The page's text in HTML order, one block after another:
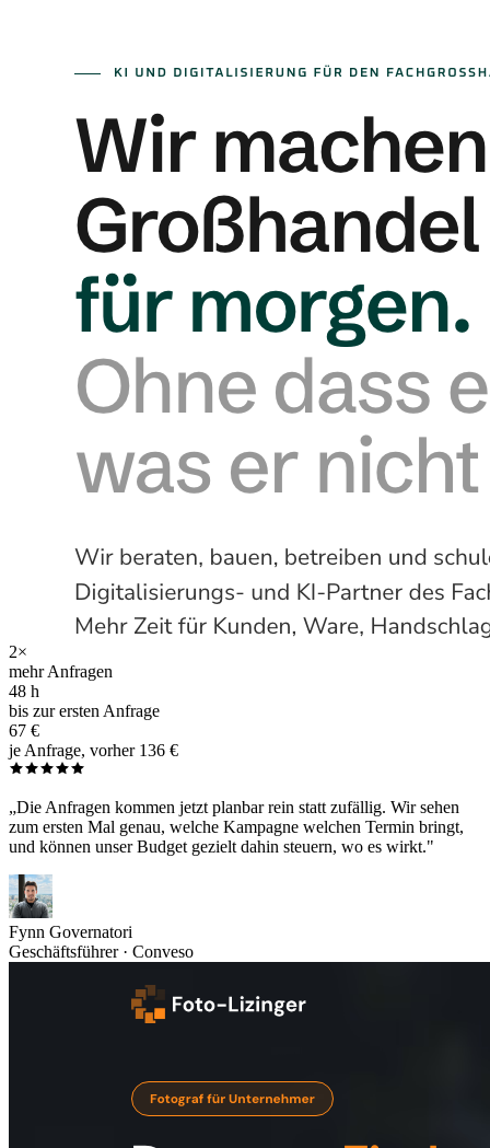
2×
mehr Anfragen
48 h
bis zur ersten Anfrage
67 €
je Anfrage, vorher 136 €
„Die Anfragen kommen jetzt planbar rein statt zufällig. Wir sehen
zum ersten Mal genau, welche Kampagne welchen Termin bringt,
und können unser Budget gezielt dahin steuern, wo es wirkt."
Fynn Governatori
Geschäftsführer · Conveso